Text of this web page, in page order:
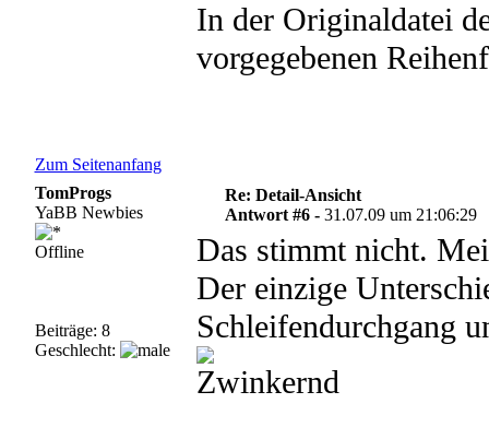
In der Originaldatei
vorgegebenen
Zum Seitenanfang
TomProgs
YaBB Newbies
Offline
Beiträge: 8
Geschlecht:
Re: Detail-Ansicht
Antwort #6 -31.07.09 um 21:06:29
Das stimmt nicht.
Der einzige
Schleifendurchgang